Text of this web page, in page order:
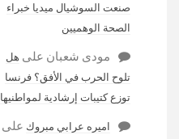
صنعت السوشيال ميديا خبراء
الصحة الوهميين
مودى شعبان على هل
تلوح الحرب في الأفق؟ فرنسا
توزع كتيبات إرشادية لمواطنيها
اميره عرابي مبروك على